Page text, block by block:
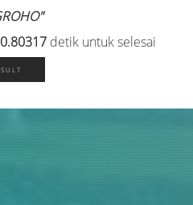
0.80317 detik untuk selesai